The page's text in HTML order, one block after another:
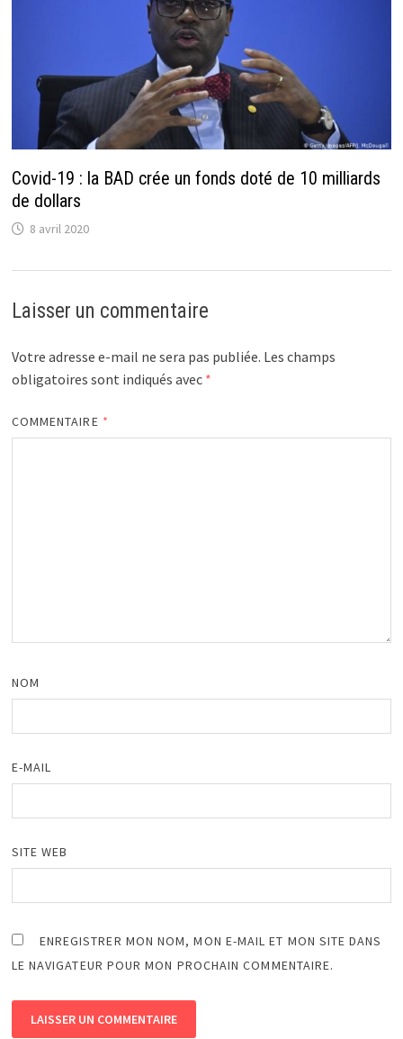
Covid-19 : la BAD crée un fonds doté de 10 milliards
de dollars
8 avril 2020
Laisser un commentaire
Votre adresse e-mail ne sera pas publiée. Les champs
obligatoires sont indiqués avec *
COMMENTAIRE *
NOM
E-MAIL
SITE WEB
ENREGISTRER MON NOM, MON E-MAIL ET MON SITE DANS
LE NAVIGATEUR POUR MON PROCHAIN COMMENTAIRE.